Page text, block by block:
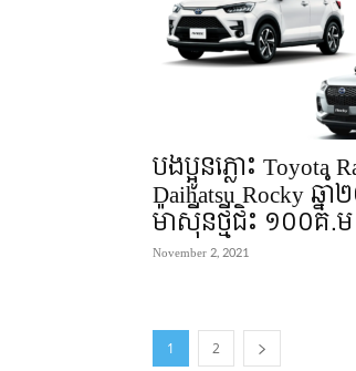
បងប្អូនភ្លោះ Toyota
Daihatsu Rocky ឆ្
ម៉ាស៊ីនថ្មីជិះ ១០០គ
November 2, 2021
1 2